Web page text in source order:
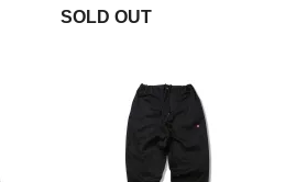
SOLD OUT